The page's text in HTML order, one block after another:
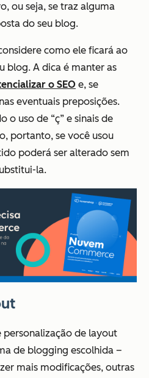
ou seja, se traz alguma
do seu blog.
como ele ficará ao
blog. A dica é manter as
o SEO e, se
eventuais preposições.
o uso de “ç” e sinais de
portanto, se você usou
poderá ser alterado sem
la.
personalização de layout
de blogging escolhida –
mais modificações, outras